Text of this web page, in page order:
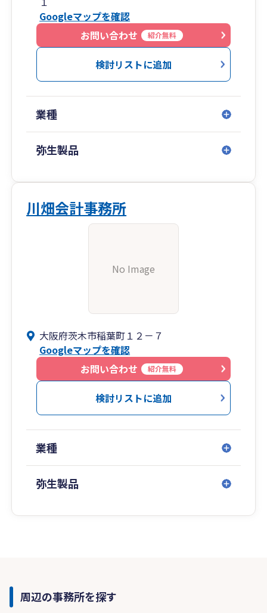
Googleマップを確認
お問い合わせ
紹介無料
検討リストに追加
業種
弥生製品
川畑会計事務所
No Image
大阪府茨木市稲葉町１２－７
Googleマップを確認
お問い合わせ
紹介無料
検討リストに追加
業種
弥生製品
周辺の事務所を探す